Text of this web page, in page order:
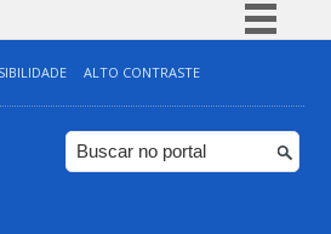
Simplifique!
Comunica BR
Participe
ALTO CONTRASTE